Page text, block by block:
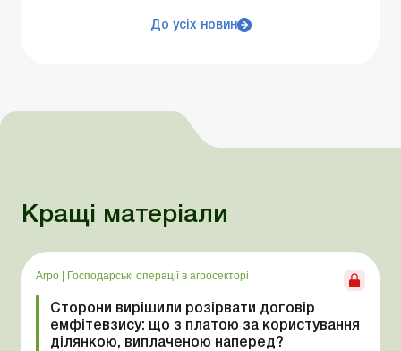
До усіх новин
Кращі матеріали
Агро Господарські операції в агросекторі
Сторони вирішили розірвати договір
емфітевзису: що з платою за користування
ділянкою, виплаченою наперед?